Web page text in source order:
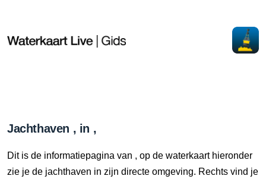
Jachthaven , in ,
Dit is de informatiepagina van , op de waterkaart hieronder
zie je de jachthaven in zijn directe omgeving. Rechts vind je